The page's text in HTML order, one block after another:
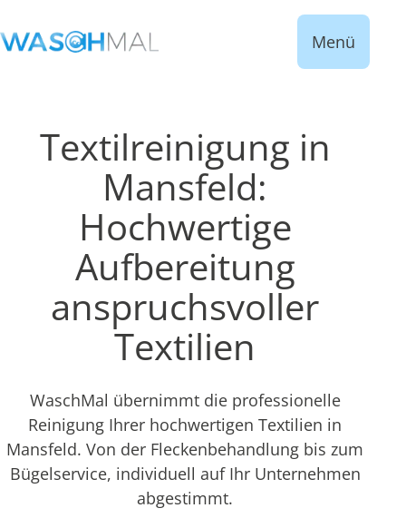
Menü
Textilreinigung in
Mansfeld:
Hochwertige
Aufbereitung
anspruchsvoller
Textilien
WaschMal übernimmt die professionelle
Reinigung Ihrer hochwertigen Textilien in
Mansfeld. Von der Fleckenbehandlung bis zum
Bügelservice, individuell auf Ihr Unternehmen
abgestimmt.